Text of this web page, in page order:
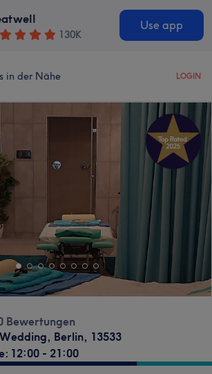
130K
Use app
in der Nähe LOGIN
Bewertungen
Wedding, Berlin, 13533
12:00 - 21:00